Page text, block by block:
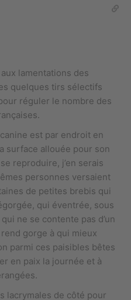
lamentations des
quelques tirs sélectifs
réguler le nombre des
est par endroit en
surface allouée pour son
reproduire, j’en serais
personnes versaient
de petites brebis qui
qui éventrée, sous
ne se contente pas d’un
gorge à qui mieux
parmi ces paisibles bêtes
en paix la journée et à
lacrymales de côté pour